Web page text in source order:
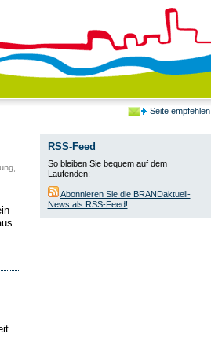
Seite empfehlen
RSS-Feed
So bleiben Sie bequem auf dem
Laufenden:
Abonnieren Sie die BRANDaktuell-
News als RSS-Feed!